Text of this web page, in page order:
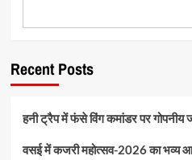
Recent Posts
हनी ट्रैप में फंसे विंग कमांडर पर गोपनीय
वसई में कजरी महोत्सव-2026 का भव्य